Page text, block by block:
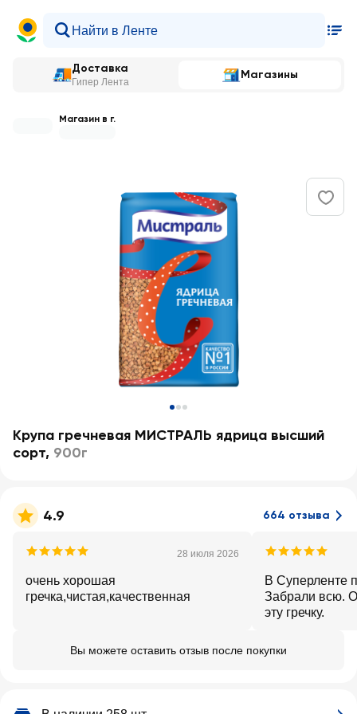
Доставка
Гипер Лента
Магазины
Магазин в г.
Крупа гречневая МИСТРАЛЬ ядрица высший
сорт, 900г
4.9 664 отзыва
28 июля 2026
очень хорошая
гречка,чистая,качественная
В Суперленте
Забрали всю.
эту гречку.
Вы можете оставить отзыв после покупки